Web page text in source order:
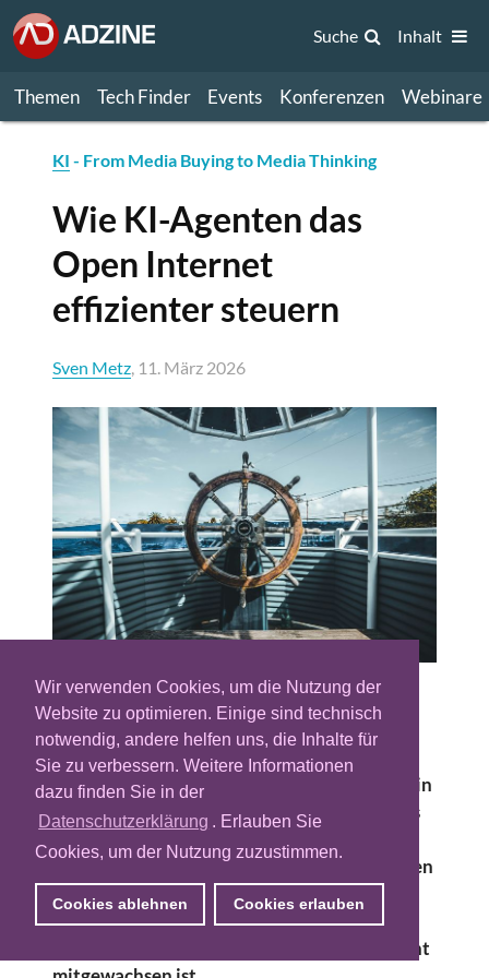
Wir verwenden Cookies, um die Nutzung der
Website zu optimieren. Einige sind technisch
notwendig, andere helfen uns, die Inhalte für
Sie zu verbessern. Weitere Informationen
dazu finden Sie in der
Datenschutzerklärung . Erlauben Sie
Cookies, um der Nutzung zuzustimmen.
Cookies ablehnen Cookies erlauben
Themen Tech Finder Events Konferenzen Webinare
Suche Inhalt
KI - From Media Buying to Media Thinking
Wie KI-Agenten das
Open Internet
effizienter steuern
Sven Metz, 11. März 2026
Das Open Internet war mal das Versprechen
von Wahlfreiheit: mehr Publisher, mehr
Formate, mehr Wettbewerb, weniger
Abhängigkeit. Heute ist es vor allem eines: ein
fragmentiertes Spielfeld, auf dem sich Teams
täglich durch Plattformen, Reportings,
Audiences, Creatives, Deals, Identitätslogiken
und Messansätze arbeiten. Nicht, weil
niemand den Job kann – sondern weil die
Steuerungslogik in vielen Unternehmen nicht